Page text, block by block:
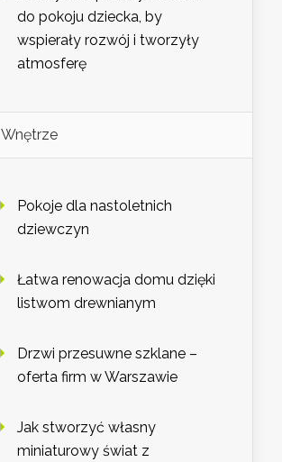
do pokoju dziecka, by
wspierały rozwój i tworzyły
atmosferę
Wnętrze
Pokoje dla nastoletnich
dziewczyn
Łatwa renowacja domu dzięki
listwom drewnianym
Drzwi przesuwne szklane –
oferta firm w Warszawie
Jak stworzyć własny
miniaturowy świat z